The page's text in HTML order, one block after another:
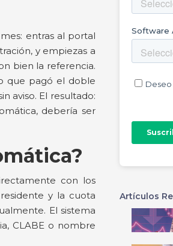
entras al portal
y empiezas a
bien la referencia.
que pagó el doble
aviso. El resultado:
debería ser
con los
y la cuota
El sistema
CLABE o nombre
Artículos